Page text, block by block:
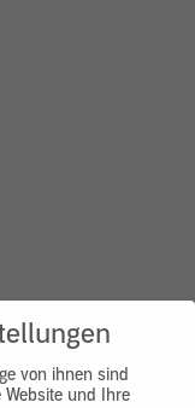
von ihnen sind
Website und Ihre